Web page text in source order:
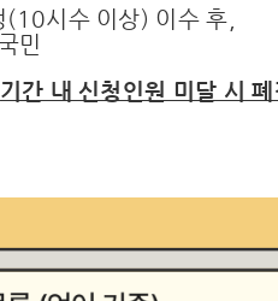
시수 이상) 이수 후,
민
기간 내 신청인원 미달 시